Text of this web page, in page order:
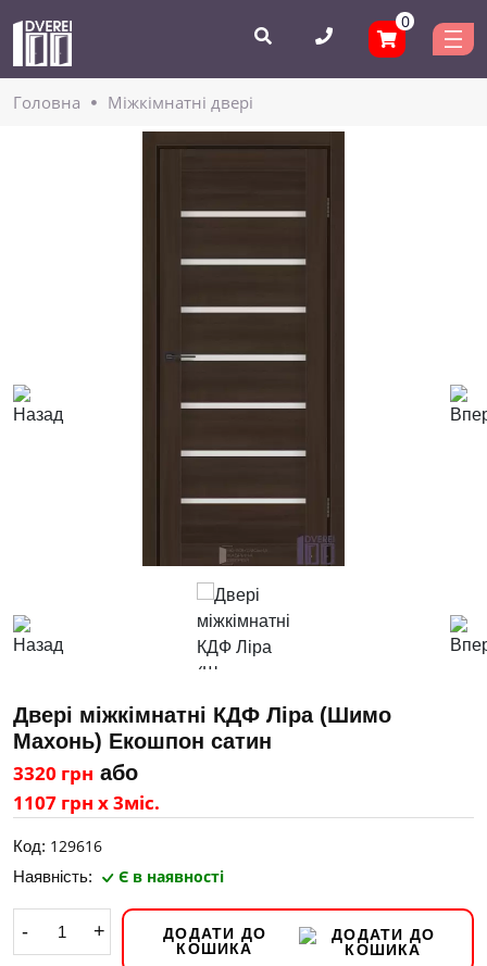
0
Головнa Міжкімнатні двері
Двері міжкімнатні КДФ Ліра (Шимо
Махонь) Екошпон сатин
3320 грн або
1107 грн х 3міс.
Код: 129616
Наявність: Є в наявності
- +
ДОДАТИ ДО
КОШИКА